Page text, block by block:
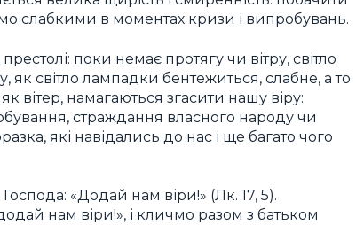
слабкими в моментах кризи і випробувань.
поки немає протягу чи вітру, світло
світло лампадки бентежиться, слабне, а то
вітер, намагаються згасити нашу віру:
страждання власного народу чи
які навідались до нас і ще багато чого
«Додай нам віри!» (Лк. 17, 5).
нам віри!», і кличмо разом з батьком